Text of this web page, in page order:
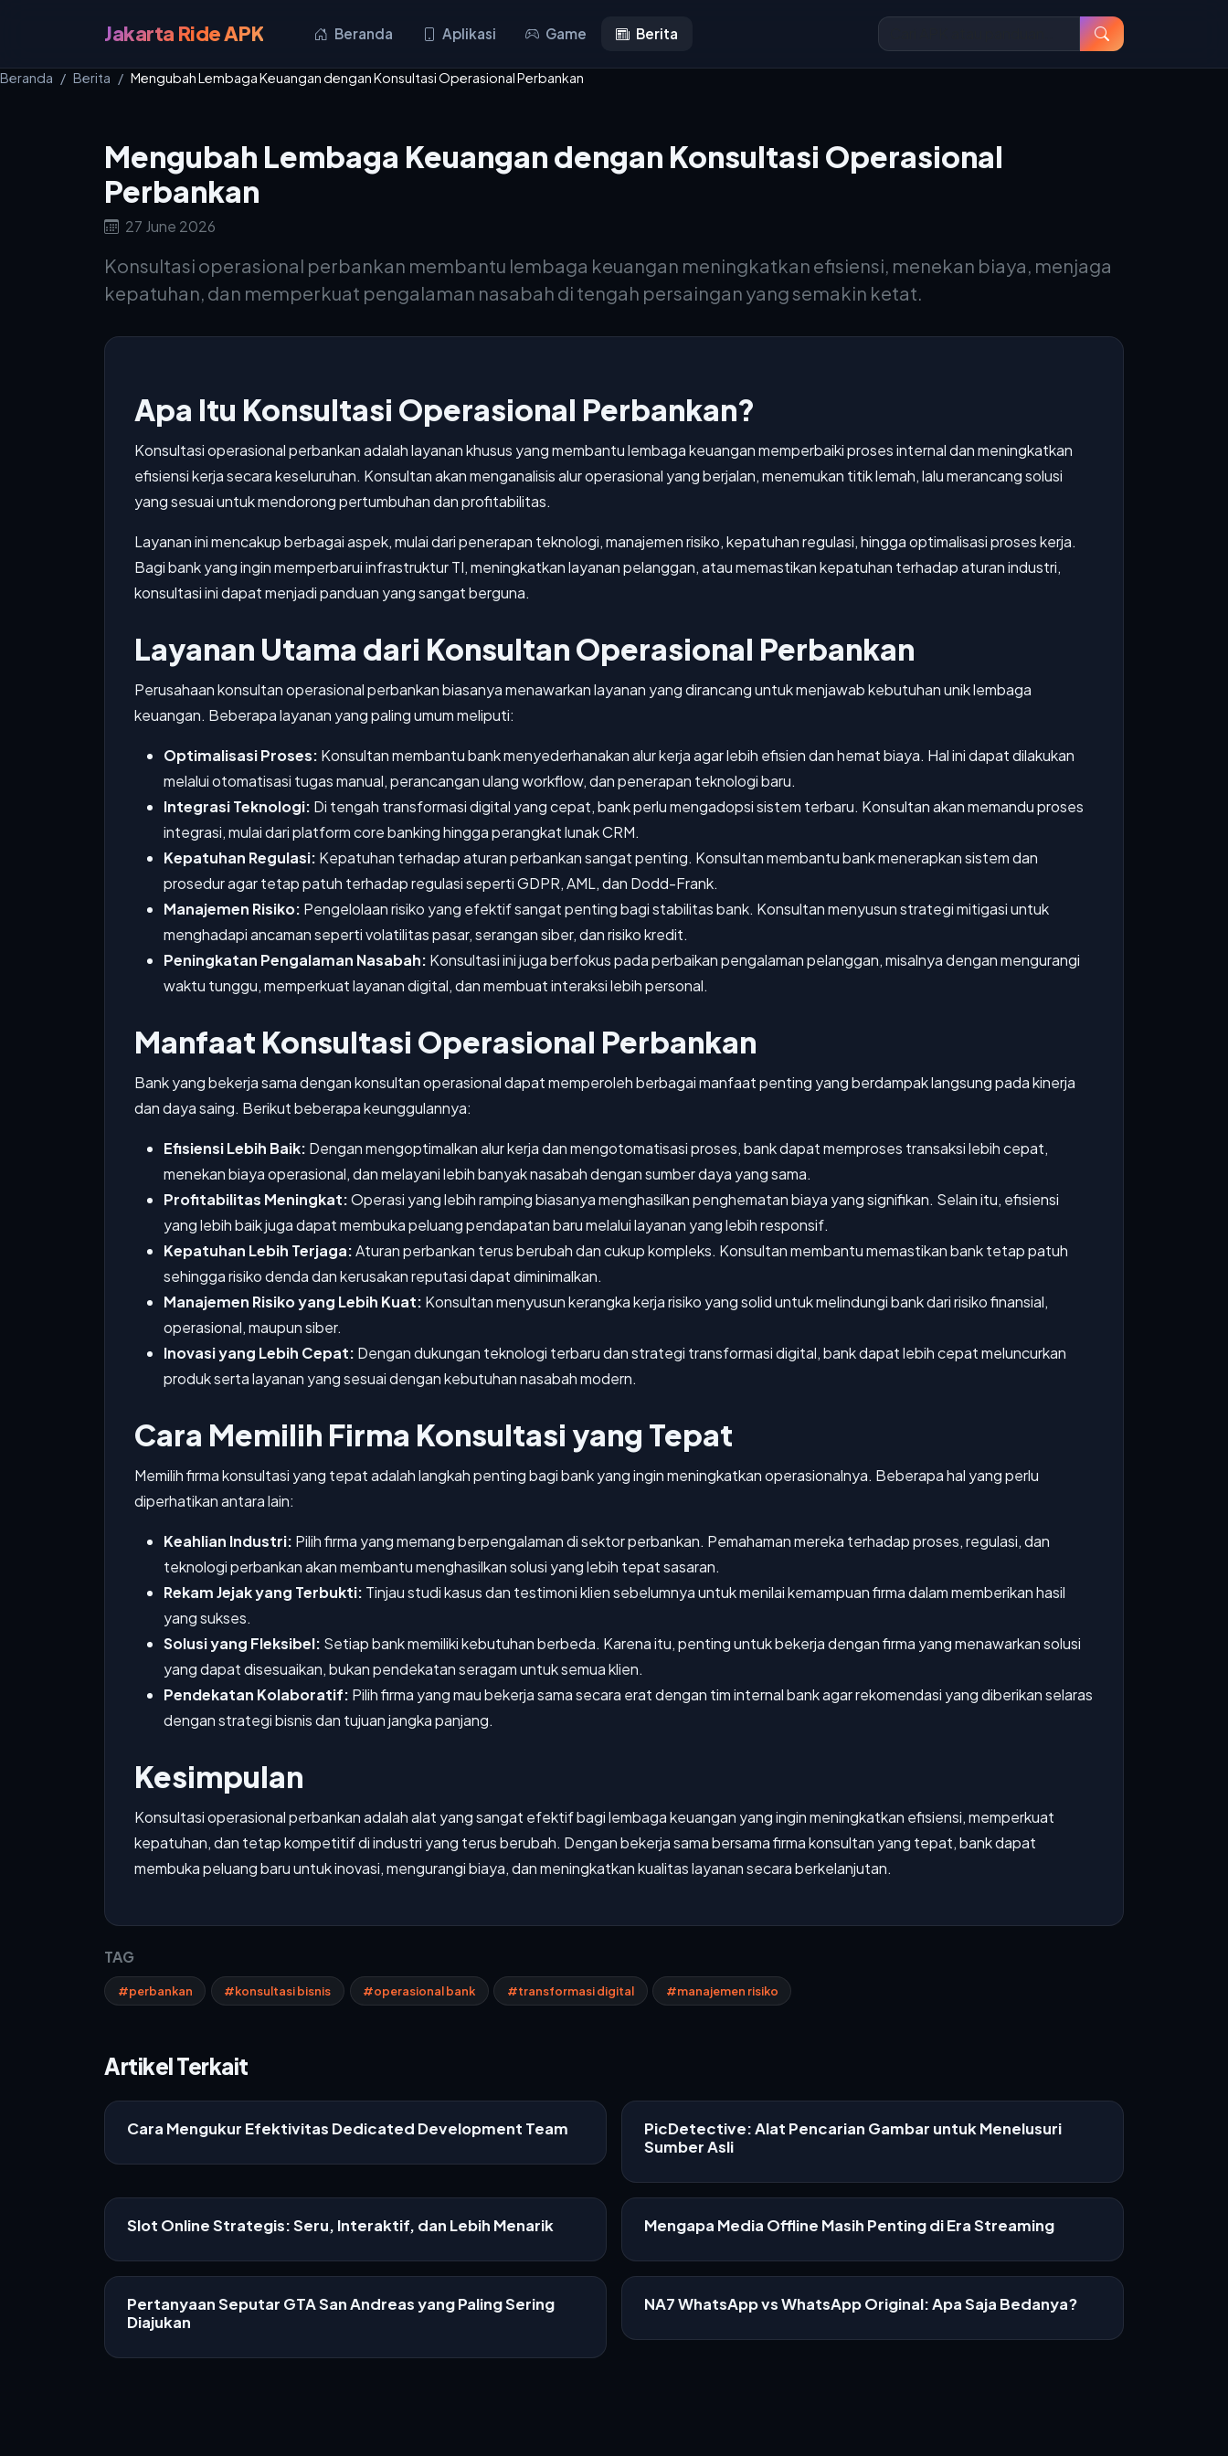
Jakarta Ride APK Beranda Aplikasi Game Berita
Beranda Berita Mengubah Lembaga Keuangan dengan Konsultasi Operasional Perbankan
Mengubah Lembaga Keuangan dengan Konsultasi Operasional
Perbankan
27 June 2026
Konsultasi operasional perbankan membantu lembaga keuangan meningkatkan efisiensi, menekan biaya, menjaga
kepatuhan, dan memperkuat pengalaman nasabah di tengah persaingan yang semakin ketat.
Apa Itu Konsultasi Operasional Perbankan?
Konsultasi operasional perbankan adalah layanan khusus yang membantu lembaga keuangan memperbaiki proses internal dan meningkatkan
efisiensi kerja secara keseluruhan. Konsultan akan menganalisis alur operasional yang berjalan, menemukan titik lemah, lalu merancang solusi
yang sesuai untuk mendorong pertumbuhan dan profitabilitas.
Layanan ini mencakup berbagai aspek, mulai dari penerapan teknologi, manajemen risiko, kepatuhan regulasi, hingga optimalisasi proses kerja.
Bagi bank yang ingin memperbarui infrastruktur TI, meningkatkan layanan pelanggan, atau memastikan kepatuhan terhadap aturan industri,
konsultasi ini dapat menjadi panduan yang sangat berguna.
Layanan Utama dari Konsultan Operasional Perbankan
Perusahaan konsultan operasional perbankan biasanya menawarkan layanan yang dirancang untuk menjawab kebutuhan unik lembaga
keuangan. Beberapa layanan yang paling umum meliputi:
Optimalisasi Proses: Konsultan membantu bank menyederhanakan alur kerja agar lebih efisien dan hemat biaya. Hal ini dapat dilakukan
melalui otomatisasi tugas manual, perancangan ulang workflow, dan penerapan teknologi baru.
Integrasi Teknologi: Di tengah transformasi digital yang cepat, bank perlu mengadopsi sistem terbaru. Konsultan akan memandu proses
integrasi, mulai dari platform core banking hingga perangkat lunak CRM.
Kepatuhan Regulasi: Kepatuhan terhadap aturan perbankan sangat penting. Konsultan membantu bank menerapkan sistem dan
prosedur agar tetap patuh terhadap regulasi seperti GDPR, AML, dan Dodd-Frank.
Manajemen Risiko: Pengelolaan risiko yang efektif sangat penting bagi stabilitas bank. Konsultan menyusun strategi mitigasi untuk
menghadapi ancaman seperti volatilitas pasar, serangan siber, dan risiko kredit.
Peningkatan Pengalaman Nasabah: Konsultasi ini juga berfokus pada perbaikan pengalaman pelanggan, misalnya dengan mengurangi
waktu tunggu, memperkuat layanan digital, dan membuat interaksi lebih personal.
Manfaat Konsultasi Operasional Perbankan
Bank yang bekerja sama dengan konsultan operasional dapat memperoleh berbagai manfaat penting yang berdampak langsung pada kinerja
dan daya saing. Berikut beberapa keunggulannya:
Efisiensi Lebih Baik: Dengan mengoptimalkan alur kerja dan mengotomatisasi proses, bank dapat memproses transaksi lebih cepat,
menekan biaya operasional, dan melayani lebih banyak nasabah dengan sumber daya yang sama.
Profitabilitas Meningkat:Operasi yang lebih ramping biasanya menghasilkan penghematan biaya yang signifikan. Selain itu, efisiensi
yang lebih baik juga dapat membuka peluang pendapatan baru melalui layanan yang lebih responsif.
Kepatuhan Lebih Terjaga:Aturan perbankan terus berubah dan cukup kompleks. Konsultan membantu memastikan bank tetap patuh
sehingga risiko denda dan kerusakan reputasi dapat diminimalkan.
Manajemen Risiko yang Lebih Kuat: Konsultan menyusun kerangka kerja risiko yang solid untuk melindungi bank dari risiko finansial,
operasional, maupun siber.
Inovasi yang Lebih Cepat: Dengan dukungan teknologi terbaru dan strategi transformasi digital, bank dapat lebih cepat meluncurkan
produk serta layanan yang sesuai dengan kebutuhan nasabah modern.
Cara Memilih Firma Konsultasi yang Tepat
Memilih firma konsultasi yang tepat adalah langkah penting bagi bank yang ingin meningkatkan operasionalnya. Beberapa hal yang perlu
diperhatikan antara lain:
Keahlian Industri: Pilih firma yang memang berpengalaman di sektor perbankan. Pemahaman mereka terhadap proses, regulasi, dan
teknologi perbankan akan membantu menghasilkan solusi yang lebih tepat sasaran.
Rekam Jejak yang Terbukti: Tinjau studi kasus dan testimoni klien sebelumnya untuk menilai kemampuan firma dalam memberikan hasil
yang sukses.
Solusi yang Fleksibel: Setiap bank memiliki kebutuhan berbeda. Karena itu, penting untuk bekerja dengan firma yang menawarkan solusi
yang dapat disesuaikan, bukan pendekatan seragam untuk semua klien.
Pendekatan Kolaboratif: Pilih firma yang mau bekerja sama secara erat dengan tim internal bank agar rekomendasi yang diberikan selaras
dengan strategi bisnis dan tujuan jangka panjang.
Kesimpulan
Konsultasi operasional perbankan adalah alat yang sangat efektif bagi lembaga keuangan yang ingin meningkatkan efisiensi, memperkuat
kepatuhan, dan tetap kompetitif di industri yang terus berubah. Dengan bekerja sama bersama firma konsultan yang tepat, bank dapat
membuka peluang baru untuk inovasi, mengurangi biaya, dan meningkatkan kualitas layanan secara berkelanjutan.
TAG
#perbankan #konsultasi bisnis #operasional bank #transformasi digital #manajemen risiko
Artikel Terkait
Cara Mengukur Efektivitas Dedicated Development Team
PicDetective: Alat Pencarian Gambar untuk Menelusuri
Sumber Asli
Slot Online Strategis: Seru, Interaktif, dan Lebih Menarik Mengapa Media Offline Masih Penting di Era Streaming
Pertanyaan Seputar GTA San Andreas yang Paling Sering
Diajukan
NA7 WhatsApp vs WhatsApp Original: Apa Saja Bedanya?